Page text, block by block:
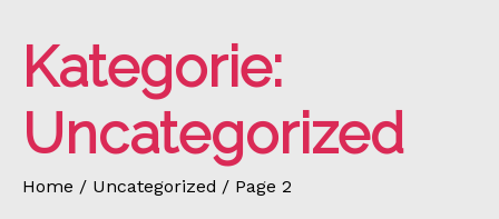
Kategorie:
Uncategorized
Home Uncategorized Page 2